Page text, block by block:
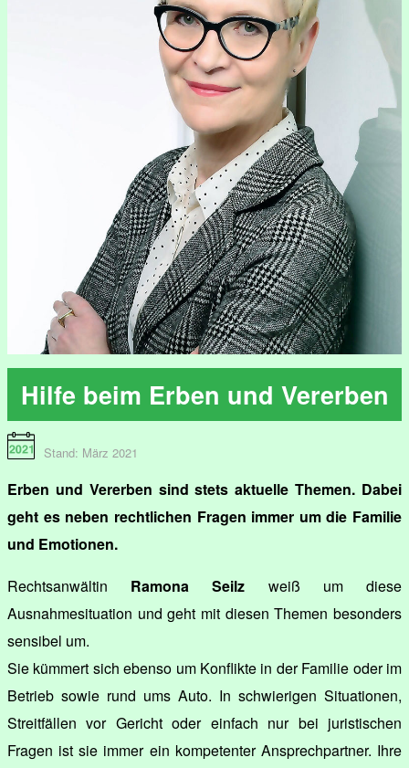
Hilfe beim Erben und Vererben
Stand: März 2021
Erben und Vererben sind stets aktuelle Themen. Dabei
geht es neben rechtlichen Fragen immer um die Familie
und Emotionen.
Rechtsanwältin Ramona Seilz weiß um diese
Ausnahmesituation und geht mit diesen Themen besonders
sensibel um.
Sie kümmert sich ebenso um Konflikte in der Familie oder im
Betrieb sowie rund ums Auto. In schwierigen Situationen,
Streitfällen vor Gericht oder einfach nur bei juristischen
Fragen ist sie immer ein kompetenter Ansprechpartner. Ihre